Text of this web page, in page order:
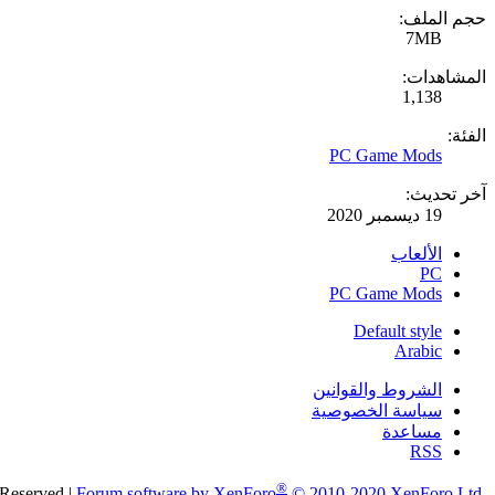
حجم الملف:
7MB
المشاهدات:
1,138
الفئة:
PC Game Mods
آخر تحديث:
19 ديسمبر 2020
الألعاب
PC
PC Game Mods
Default style
Arabic
الشروط والقوانين
سياسة الخصوصية
مساعدة
RSS
®